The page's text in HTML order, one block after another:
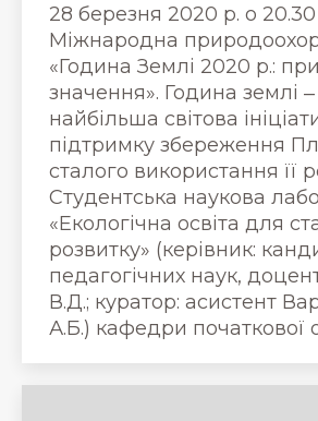
28 березня 2020 р. о 20.30
Міжнародна
«Година Землі 2020 р.:
значення». Година землі
найбільша світова
підтримку збереження
сталого використання її
Студентська наукова
«Екологічна освіта для
розвитку» (керівник:
педагогічних наук,
В.Д.; куратор: асистент
А.Б.) кафедри початкової